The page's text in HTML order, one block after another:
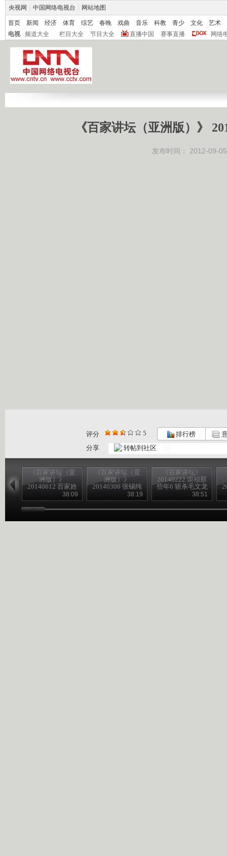
央视网 中国网络电视台 网站地图
首页 新闻 经济 体育 综艺 春晚 戏曲 音乐 科教 青少 文化
艺术
电视
频道大全 栏目大全 节目大全 直播中国 赛事直播 网络
《百家讲坛（亚洲版）》
发布时间： 2012-09-
评分 5 排行榜
分享
转帖到社区
《百家讲坛（亚
洲版）》
20140612 百家姓
（第一部）13 云
苏 潘 葛
38:09
《百家讲坛（亚
洲版）》
20140306 张锡纯
2 首创中医院38:19
《百家讲坛》
20140222 崇祯那
些年6 斩杀毛文龙
38:51